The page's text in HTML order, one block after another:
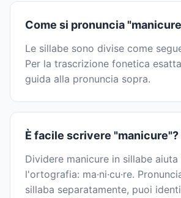
Come si pronuncia
Le sillabe sono divise come
Per la trascrizione fonetica
guida alla pronuncia sopra.
È facile scrivere "manicure"?
Dividere manicure in sillabe aiuta
l'ortografia: ma·ni·cu·re.
sillaba separatamente, puoi